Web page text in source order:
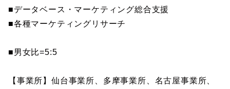
■データベース・マーケティング総合支援
■各種マーケティングリサーチ
■男女比=5:5
【事業所】仙台事業所、多摩事業所、名古屋事業所、